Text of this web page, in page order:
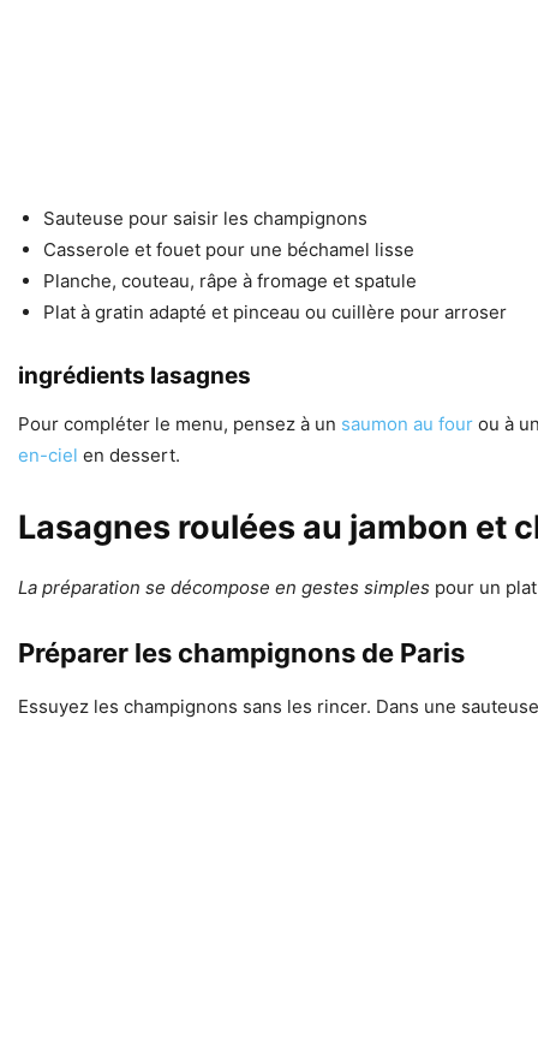
Sauteuse pour saisir les champignons
Casserole et fouet pour une béchamel lisse
Planche, couteau, râpe à fromage et spatule
Plat à gratin adapté et pinceau ou cuillère pour arroser
ingrédients lasagnes
Pour compléter le menu, pensez à un saumon au four ou à
en-ciel en dessert.
Lasagnes roulées au jambon et
La préparation se décompose en gestes simples pour un
Préparer les champignons de Paris
Essuyez les champignons sans les rincer. Dans une